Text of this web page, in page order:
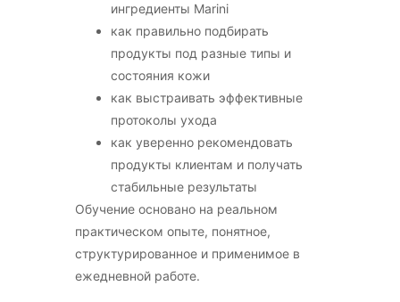
ингредиенты Marini
как правильно подбирать
продукты под разные типы и
состояния кожи
как выстраивать эффективные
протоколы ухода
как уверенно рекомендовать
продукты клиентам и получать
стабильные результаты
Обучение основано на реальном
практическом опыте, понятное,
структурированное и применимое в
ежедневной работе.